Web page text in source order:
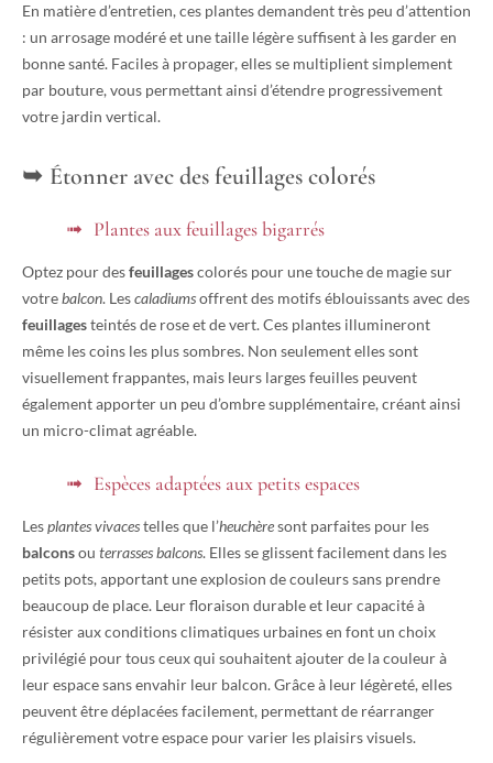
En matière d’entretien, ces plantes demandent très peu d’attention
: un arrosage modéré et une taille légère suffisent à les garder en
bonne santé. Faciles à propager, elles se multiplient simplement
par bouture, vous permettant ainsi d’étendre progressivement
votre jardin vertical.
Étonner avec des feuillages colorés
Plantes aux feuillages bigarrés
Optez pour desfeuillagescolorés pour une touche de magie sur
votrebalcon. Lescaladiumsoffrent des motifs éblouissants avec des
feuillagesteintés de rose et de vert. Ces plantes illumineront
même les coins les plus sombres. Non seulement elles sont
visuellement frappantes, mais leurs larges feuilles peuvent
également apporter un peu d’ombre supplémentaire, créant ainsi
un micro-climat agréable.
Espèces adaptées aux petits espaces
Lesplantes vivacestelles que l’heuchèresont parfaites pour les
balconsou terrasses balcons. Elles se glissent facilement dans les
petits pots, apportant une explosion de couleurs sans prendre
beaucoup de place. Leur floraison durable et leur capacité à
résister aux conditions climatiques urbaines en font un choix
privilégié pour tous ceux qui souhaitent ajouter de la couleur à
leur espace sans envahir leur balcon. Grâce à leur légèreté, elles
peuvent être déplacées facilement, permettant de réarranger
régulièrement votre espace pour varier les plaisirs visuels.